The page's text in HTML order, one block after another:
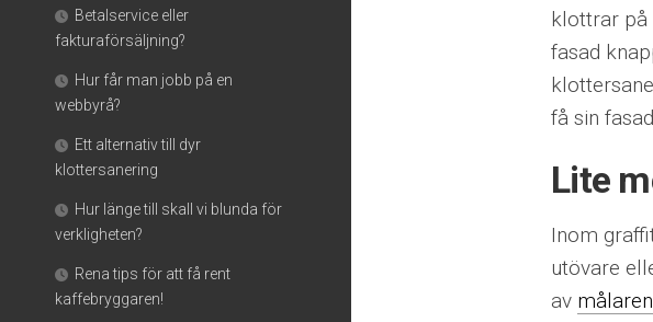
klottrar på
fasad
få sin
Lite
Inom
utövare
av
Betalservice eller
fakturaförsäljning?
Hur får man jobb på en
webbyrå?
Ett alternativ till dyr
klottersanering
Hur länge till skall vi blunda för
verkligheten?
Rena tips för att få rent
kaffebryggaren!